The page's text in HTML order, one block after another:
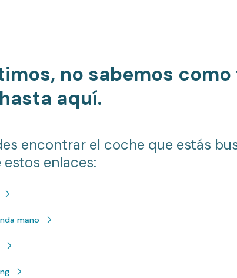
no sabemos
aquí.
encontrar el coche que estás
enlaces:
mano